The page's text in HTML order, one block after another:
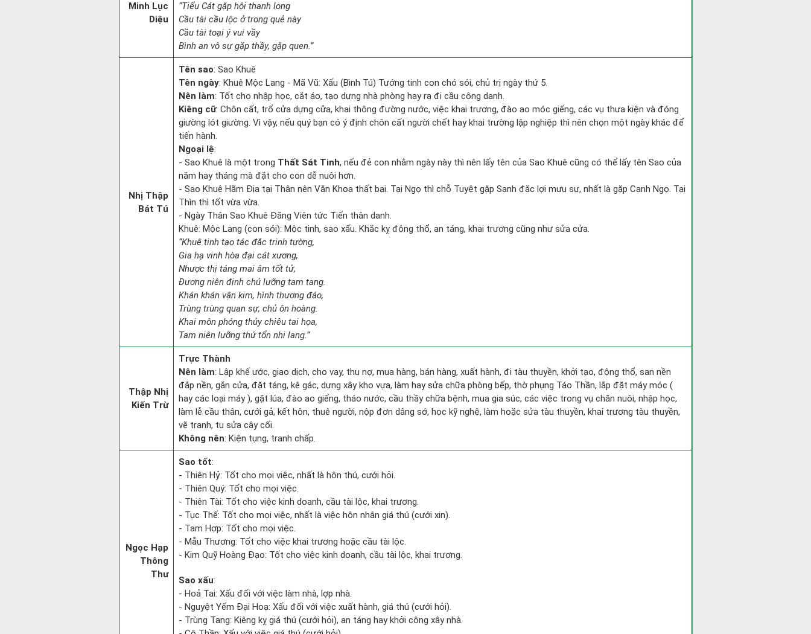
Minh Lục
Diệu
“Tiểu Cát gặp hội thanh long
Cầu tài cầu lộc ở trong quẻ này
Cầu tài toại ý vui vầy
Bình an vô sự gặp thầy, gặp quen.”
Nhị Thập
Bát Tú
Tên sao: Sao Khuê
Tên ngày: Khuê Mộc Lang - Mã Vũ: Xấu (Bình Tú) Tướng tinh con chó sói, chủ trị ngày thứ 5.
Nên làm: Tốt cho nhập học, cắt áo, tạo dựng nhà phòng hay ra đi cầu công danh.
Kiêng cữ: Chôn cất, trổ cửa dựng cửa, khai thông đường nước, việc khai trương, đào ao móc giếng, các vụ thưa kiện và đóng
giường lót giường. Vì vậy, nếu quý bạn có ý định chôn cất người chết hay khai trường lập nghiệp thì nên chọn một ngày khác để
tiến hành.
Ngoại lệ:
- Sao Khuê là một trong Thất Sát Tinh, nếu đẻ con nhằm ngày này thì nên lấy tên của Sao Khuê cũng có thể lấy tên Sao của
năm hay tháng mà đặt cho con dễ nuôi hơn.
- Sao Khuê Hãm Địa tại Thân nên Văn Khoa thất bại. Tại Ngọ thì chỗ Tuyệt gặp Sanh đắc lợi mưu sự, nhất là gặp Canh Ngọ. Tại
Thìn thì tốt vừa vừa.
- Ngày Thân Sao Khuê Đăng Viên tức Tiến thân danh.
Khuê: Mộc Lang (con sói): Mộc tinh, sao xấu. Khắc kỵ động thổ, an táng, khai trương cũng như sửa cửa.
“Khuê tinh tạo tác đắc trinh tường,
Gia hạ vinh hòa đại cát xương,
Nhược thị táng mai âm tốt tử,
Đương niên định chủ lưỡng tam tang.
Khán khán vận kim, hình thương đáo,
Trùng trùng quan sự, chủ ôn hoàng.
Khai môn phóng thủy chiêu tai họa,
Tam niên lưỡng thứ tổn nhi lang.”
Thập Nhị
Kiến Trừ
Trực Thành
Nên làm: Lập khế ước, giao dịch, cho vay, thu nợ, mua hàng, bán hàng, xuất hành, đi tàu thuyền, khởi tạo, động thổ, san nền
đắp nền, gắn cửa, đặt táng, kê gác, dựng xây kho vựa, làm hay sửa chữa phòng bếp, thờ phụng Táo Thần, lắp đặt máy móc (
hay các loại máy ), gặt lúa, đào ao giếng, tháo nước, cầu thầy chữa bệnh, mua gia súc, các việc trong vụ chăn nuôi, nhập học,
làm lễ cầu thân, cưới gả, kết hôn, thuê người, nộp đơn dâng sớ, học kỹ nghệ, làm hoặc sửa tàu thuyền, khai trương tàu thuyền,
vẽ tranh, tu sửa cây cối.
Không nên: Kiện tụng, tranh chấp.
Ngọc Hạp
Thông
Thư
Sao tốt:
- Thiên Hỷ: Tốt cho mọi việc, nhất là hôn thú, cưới hỏi.
- Thiên Quý: Tốt cho mọi việc.
- Thiên Tài: Tốt cho việc kinh doanh, cầu tài lộc, khai trương.
- Tục Thế: Tốt cho mọi việc, nhất là việc hôn nhân giá thú (cưới xin).
- Tam Hợp: Tốt cho mọi việc.
- Mẫu Thương: Tốt cho việc khai trương hoặc cầu tài lộc.
- Kim Quỹ Hoàng Đạo: Tốt cho việc kinh doanh, cầu tài lộc, khai trương.
Sao xấu:
- Hoả Tai: Xấu đối với việc làm nhà, lợp nhà.
- Nguyệt Yếm Đại Hoạ: Xấu đối với việc xuất hành, giá thú (cưới hỏi).
- Trùng Tang: Kiêng kỵ giá thú (cưới hỏi), an táng hay khởi công xây nhà.